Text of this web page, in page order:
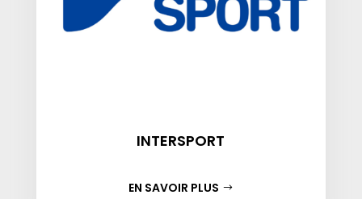
INTERSPORT
EN SAVOIR PLUS